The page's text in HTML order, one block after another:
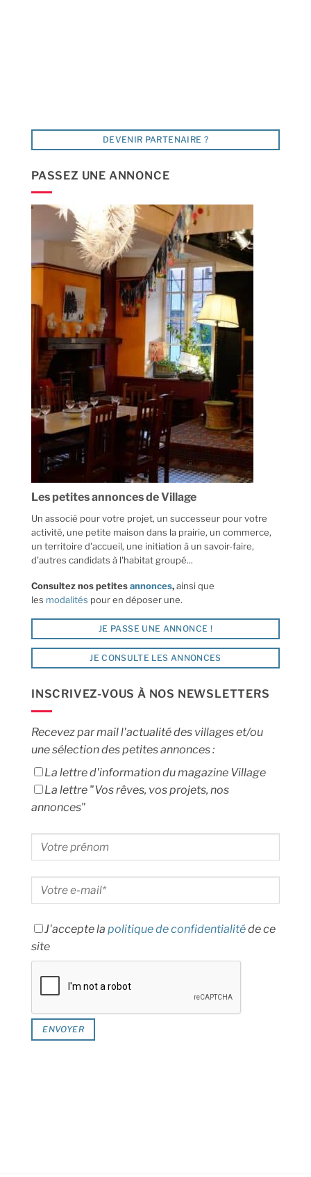
DEVENIR PARTENAIRE ?
PASSEZ UNE ANNONCE
Les petites annonces de Village
Un associé pour votre projet, un successeur pour votre
activité, une petite maison dans la prairie, un commerce,
un territoire d'accueil, une initiation à un savoir-faire,
d'autres candidats à l'habitat groupé...
Consultez nos petitesannonces,ainsi que
les modalités pour en déposer une.
JE PASSE UNE ANNONCE !
JE CONSULTE LES ANNONCES
INSCRIVEZ-VOUS À NOS NEWSLETTERS
Recevez par mail l'actualité des villages et/ou
une sélection des petites annonces :
La lettre d'information du magazine Village
La lettre "Vos rêves, vos projets, nos
annonces"
J'accepte la politique de confidentialitéde ce
site